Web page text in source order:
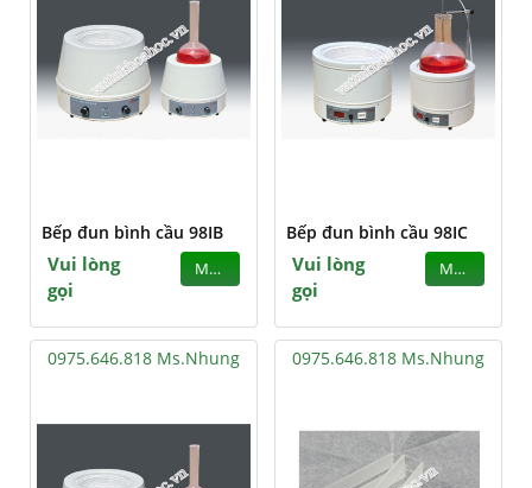
Bếp đun bình cầu 98IB
Vui lòng
gọi
MUA
Bếp đun bình cầu 98IC
Vui lòng
gọi
MUA
0975.646.818 Ms.Nhung 0975.646.818 Ms.Nhung